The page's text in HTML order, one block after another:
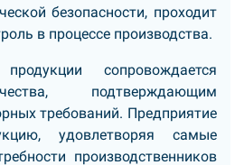
безопасности, проходит
в процессе производства.
сопровождается
подтверждающим
требований. Предприятие
удовлетворяя самые
производственников